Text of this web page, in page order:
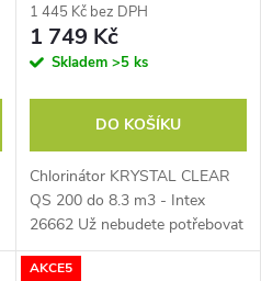
1 445 Kč bez DPH
1 749 Kč
Skladem >5 ks
DO KOŠÍKU
Chlorinátor KRYSTAL CLEAR
QS 200 do 8.3 m3 - Intex
26662 Už nebudete potřebovat
žádný balený chlor. Použijte
obyčejnou 100% kuchyňskou
AKCE5